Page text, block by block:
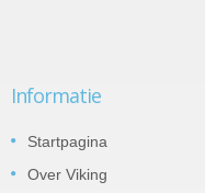
Informatie
Startpagina
Over Viking